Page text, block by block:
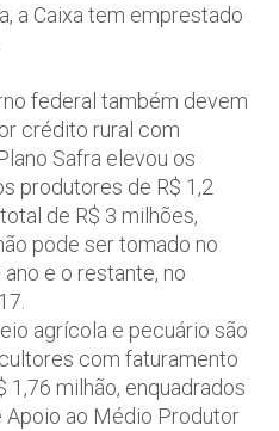
a Caixa tem emprestado
federal também devem
crédito rural com
Safra elevou os
produtores de R$ 1,2
de R$ 3 milhões,
pode ser tomado no
e o restante, no
agrícola e pecuário são
com faturamento
1,76 milhão, enquadrados
Apoio ao Médio Produtor